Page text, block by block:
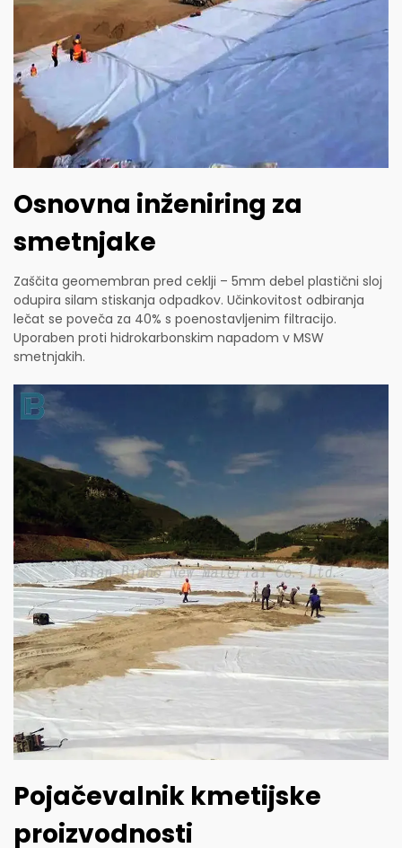
Osnovna inženiring za
smetnjake
Zaščita geomembran pred ceklji – 5mm debel plastični sloj
odupira silam stiskanja odpadkov. Učinkovitost odbiranja
lečat se poveča za 40% s poenostavljenim filtracijo.
Uporaben proti hidrokarbonskim napadom v MSW
smetnjakih.
Pojačevalnik kmetijske
proizvodnosti